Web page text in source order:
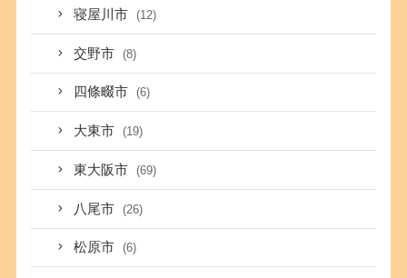
寝屋川市 (12)
交野市 (8)
四條畷市 (6)
大東市 (19)
東大阪市 (69)
八尾市 (26)
松原市 (6)